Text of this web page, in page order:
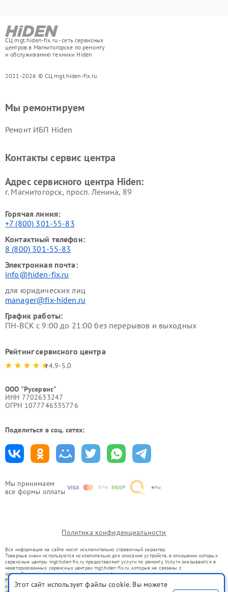
СЦ mgt.hiden-fix.ru - сеть сервисных
центров в Магнитогорске по ремонту
и обслуживанию техники Hiden
2021-2026 © СЦ mgt.hiden-fix.ru
Мы принимаем
все формы оплаты
Мы ремонтируем
Ремонт ИБП Hiden
Контакты сервис центра
Адрес сервисного центра Hiden:
г. Магнитогорск, просп. Ленина, 89
Горячая линия:
+7 (800) 301-55-83
Контактный телефон:
8 (800) 301-55-83
Электронная почта:
info@hiden-fix.ru
для юридических лиц
manager@fix-hiden.ru
График работы:
ПН-ВСК с 9:00 до 21:00 без перерывов и выходных
Рейтинг сервисного центра
4.9-5.0
ООО "Русервис"
ИНН 7702633247
ОГРН 1077746335776
Поделиться в соц. сетях:
Политика конфиденциальности
Вся информация на сайте носит исключительно справочный характер.
Товарные знаки используются исключительно для описания устройств, в отношении которых
сервисные центры mgt.hiden-fix.ru предоставляют услуги по ремонту. Услуги оказываются в
неавторизованных сервисных центрах mgt.hiden-fix.ru, которые не связаны с
правообладателями товарных знаков или их официальными представителями.
Ремонт осуществляется для устройств, уже введенных в гражданский оборот в соответствии
со статьей 1487 ГК РФ.
Этот сайт использует файлы cookie. Вы можете